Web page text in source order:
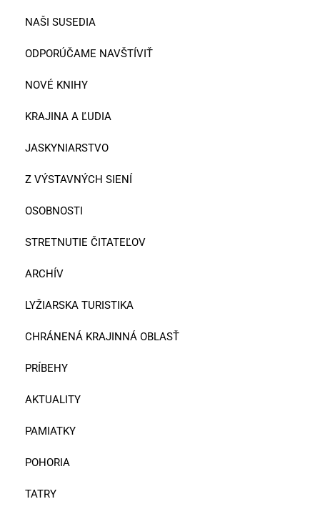
NAŠI SUSEDIA
ODPORÚČAME NAVŠTÍVIŤ
NOVÉ KNIHY
KRAJINA A ĽUDIA
JASKYNIARSTVO
Z VÝSTAVNÝCH SIENÍ
OSOBNOSTI
STRETNUTIE ČITATEĽOV
ARCHÍV
LYŽIARSKA TURISTIKA
CHRÁNENÁ KRAJINNÁ OBLASŤ
PRÍBEHY
AKTUALITY
PAMIATKY
POHORIA
TATRY